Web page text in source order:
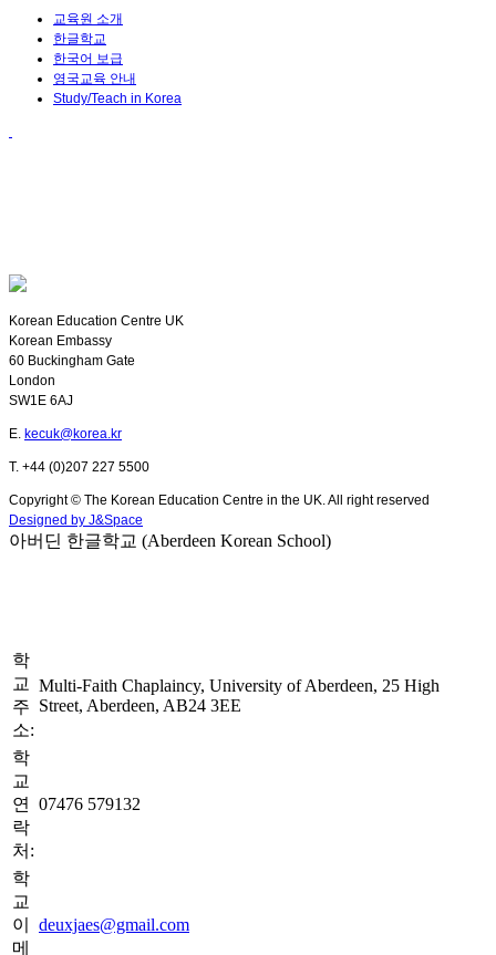
교육원 소개
한글학교
한국어 보급
영국교육 안내
Study/Teach in Korea
Korean Education Centre UK
Korean Embassy
60 Buckingham Gate
London
SW1E 6AJ
E. kecuk@korea.kr
T. +44 (0)207 227 5500
Copyright © The Korean Education Centre in the UK. All right reserved
Designed by J&Space
아버딘 한글학교 (Aberdeen Korean School)
학
교
주
소:
Multi-Faith Chaplaincy, University of Aberdeen, 25 High
Street, Aberdeen, AB24 3EE
학
교
연
락
처:
07476 579132
학
교
이
메
deuxjaes@gmail.com